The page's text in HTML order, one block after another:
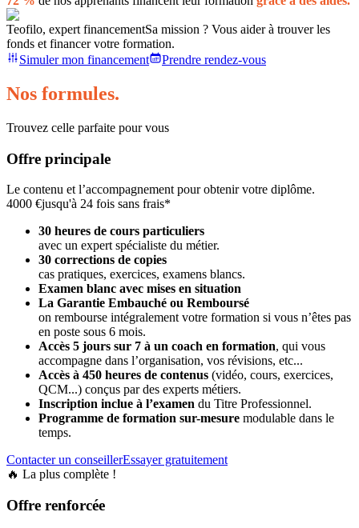
Teofilo, expert financementSa mission ? Vous aider à trouver les
fonds et financer votre formation.
Simuler mon financement
Prendre rendez-vous
Nos formules.
Trouvez celle parfaite pour vous
Offre principale
Le contenu et l’accompagnement pour obtenir votre diplôme.
4000 €jusqu'à 24 fois sans frais*
30 heures de cours particuliers
avec un expert spécialiste du métier.
30 corrections de copies
cas pratiques, exercices, examens blancs.
Examen blanc avec mises en situation
La Garantie Embauché ou Remboursé
on rembourse intégralement votre formation si vous n’êtes pas
en poste sous 6 mois.
Accès 5 jours sur 7 à un coach en formation, qui vous
accompagne dans l’organisation, vos révisions, etc...
Accès à 450 heures de contenus (vidéo, cours, exercices,
QCM...) conçus par des experts métiers.
Inscription inclue à l’examen du Titre Professionnel.
Programme de formation sur-mesure modulable dans le
temps.
Contacter un conseillerEssayer gratuitement
🔥 La plus complète !
Offre renforcée